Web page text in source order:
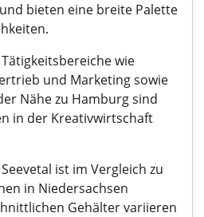
bieten eine breite Palette
wie
und Marketing sowie
Nähe zu Hamburg sind
in der Kreativwirtschaft
ist im Vergleich zu
in Niedersachsen
Gehälter variieren